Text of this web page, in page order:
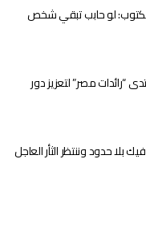
مكتوب: لو حابب تبقي شخص
“رائدات مصر” لتعزيز دور
بلا حدود وننتظر الثأر العاجل